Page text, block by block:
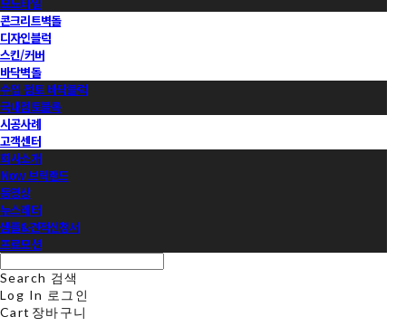
모노타일
콘크리트벽돌
디자인블럭
스킨/커버
바닥벽돌
수입 점토 바닥블럭
국내점토블록
시공사례
고객센터
회사소개
Now 브릭랜드
동영상
뉴스레터
샘플&견적신청서
프로모션
Search 검색
Log In 로그인
Cart 장바구니